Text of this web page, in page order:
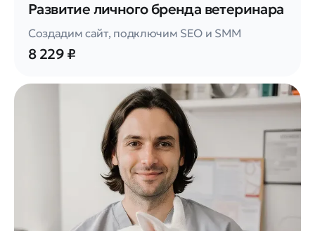
Развитие личного бренда ветеринара
Создадим сайт, подключим SEO и SMM
8 229 ₽